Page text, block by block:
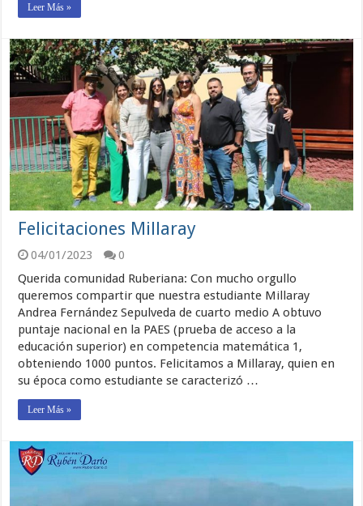
Leer Más »
Felicitaciones Millaray
04/01/2023
0
Querida comunidad Ruberiana: Con mucho orgullo
queremos compartir que nuestra estudiante Millaray
Andrea Fernández Sepulveda de cuarto medio A obtuvo
puntaje nacional en la PAES (prueba de acceso a la
educación superior) en competencia matemática 1,
obteniendo 1000 puntos. Felicitamos a Millaray, quien en
su época como estudiante se caracterizó …
Leer Más »